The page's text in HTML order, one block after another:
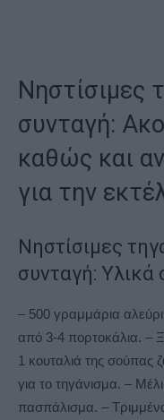
Νηστίσιμες
συνταγή:
καθώς και
για την
Νηστίσιμες
συνταγή: Υλικά
– 500 γραμμάρια
από 3-4 πορτοκάλια. –
1 κουταλιά της σούπας
για το τηγάνισμα. –
πασπάλισμα. –